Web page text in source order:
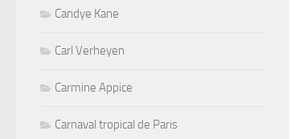
Candye Kane
Carl Verheyen
Carmine Appice
Carnaval tropical de Paris